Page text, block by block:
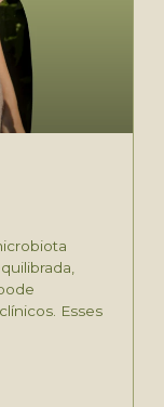
Esses